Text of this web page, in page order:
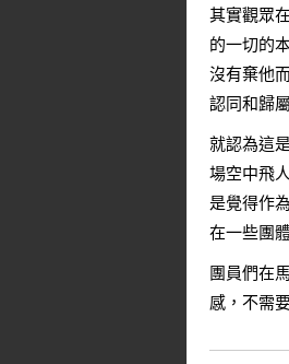
其實觀眾
的一切的
沒有棄他
認同和歸
就認為這
場空中飛
是覺得作
在一些團
團員們在
感，不需